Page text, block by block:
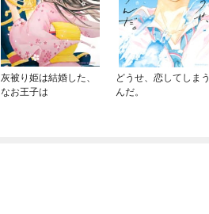
灰被り姫は結婚した、
なお王子は
どうせ、恋してしまう
んだ。